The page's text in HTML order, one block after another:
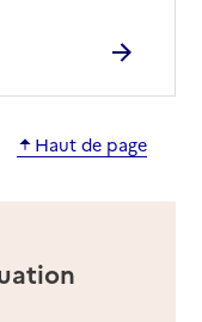
Haut de page